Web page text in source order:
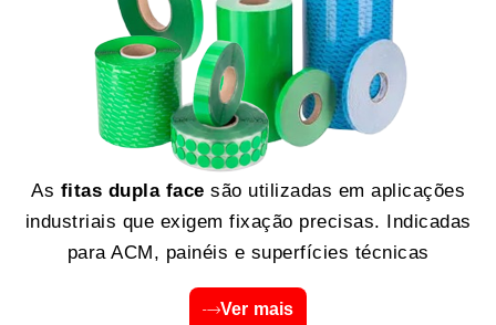
As fitas dupla face são utilizadas em aplicações
industriais que exigem fixação precisas. Indicadas
para ACM, painéis e superfícies técnicas
Ver mais